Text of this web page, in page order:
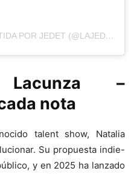
UNA PUBLICACIÓN COMPARTIDA POR JEDET (@LAJEDET)
–
nota
talent show, Natalia
Su propuesta indie-
y en 2025 ha lanzado